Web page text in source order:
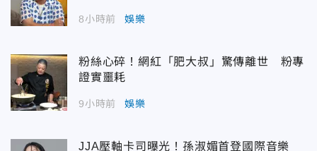
8小時前 娛樂
粉絲心碎！網紅「肥大叔」驚傳離世 粉專
證實噩耗
9小時前 娛樂
JJA壓軸卡司曝光！孫淑媚首登國際音樂